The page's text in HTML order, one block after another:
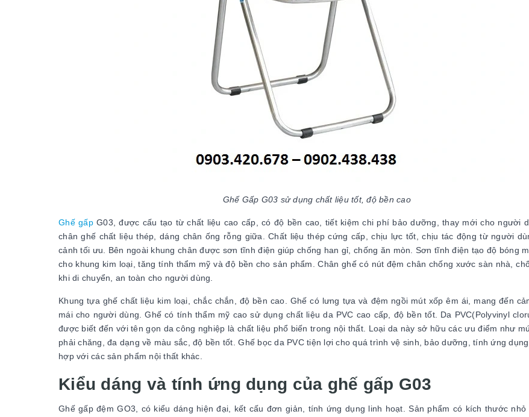
Ghế Gấp G03 sử dụng chất liệu tốt, độ bền cao
Ghế gấpG03, được cấu tạo từ chất liệu cao cấp, có độ bền cao, tiết kiệm chi phí bảo dưỡng, thay mới cho người
chân ghế chất liệu thép, dáng chân ống rỗng giữa. Chất liệu thép cứng cấp, chịu lực tốt, chịu tác động từ người
cảnh tối ưu. Bên ngoài khung chân được sơn tĩnh điện giúp chống han gỉ, chống ăn mòn. Sơn tĩnh điện tạo độ bóng
cho khung kim loại, tăng tính thẩm mỹ và độ bền cho sản phẩm. Chân ghế có nút đệm chân chống xước sàn nhà,
khi di chuyển, an toàn cho người dùng.
Khung tựa ghế chất liệu kim loại, chắc chắn, độ bền cao. Ghế có lưng tựa và đệm ngồi mút xốp êm ái, mang đến
mái cho người dùng. Ghế có tính thẩm mỹ cao sử dụng chất liệu da PVC cao cấp, độ bền tốt. Da PVC(Polyvinyl
được biết đến với tên gọn da công nghiệp là chất liệu phổ biến trong nội thất. Loại da này sở hữu các ưu điểm như
phải chăng, đa dạng về màu sắc, độ bền tốt. Ghế bọc da PVC tiện lợi cho quá trình vệ sinh, bảo dưỡng, tính ứng
hợp với các sản phẩm nội thất khác.
Kiểu dáng và tính ứng dụng của ghế gấp G03
Ghế gấp đệm GO3, có kiểu dáng hiện đại, kết cấu đơn giản, tính ứng dụng linh hoạt. Sản phẩm có kích thước nhỏ